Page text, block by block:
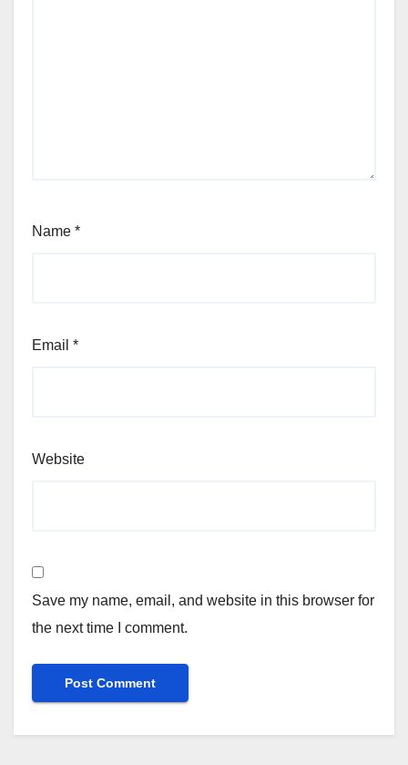
Name *
Email *
Website
Save my name, email, and website in this browser for
the next time I comment.